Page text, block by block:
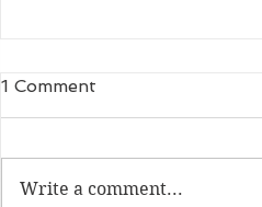
1 Comment
Write a comment...